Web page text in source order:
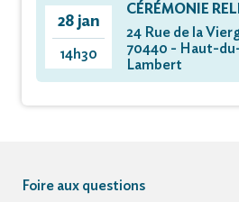
28 jan
14h30
CÉRÉMONIE
24 Rue de la
70440 - Haut-
Lambert
Foire aux questions